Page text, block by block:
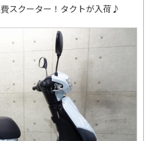
スクーター！タクトが入荷♪